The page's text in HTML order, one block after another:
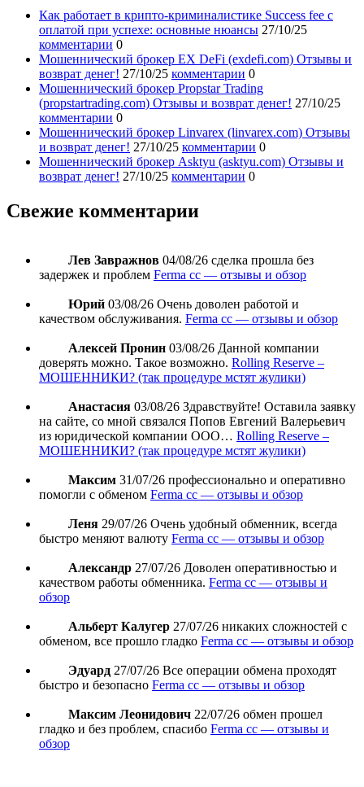
Как работает в крипто-криминалистике Success fee с
оплатой при успехе: основные нюансы 27/10/25
комментарии 0
Мошеннический брокер EX DeFi (exdefi.com) Отзывы и
возврат денег! 27/10/25 комментарии 0
Мошеннический брокер Propstar Trading
(propstartrading.com) Отзывы и возврат денег! 27/10/25
комментарии 0
Мошеннический брокер Linvarex (linvarex.com) Отзывы
и возврат денег! 27/10/25 комментарии 0
Мошеннический брокер Asktyu (asktyu.com) Отзывы и
возврат денег! 27/10/25 комментарии 0
Свежие комментарии
Лев Завражнов 04/08/26 сделка прошла без
задержек и проблем Ferma cc — отзывы и обзор
Юрий 03/08/26 Очень доволен работой и
качеством обслуживания. Ferma cc — отзывы и обзор
Алексей Пронин 03/08/26 Данной компании
доверять можно. Такое возможно. Rolling Reserve –
МОШЕННИКИ? (так процедуре мстят жулики)
Анастасия 03/08/26 Здравствуйте! Оставила заявку
на сайте, со мной связался Попов Евгений Валерьевич
из юридической компании ООО… Rolling Reserve –
МОШЕННИКИ? (так процедуре мстят жулики)
Максим 31/07/26 профессионально и оперативно
помогли с обменом Ferma cc — отзывы и обзор
Леня 29/07/26 Очень удобный обменник, всегда
быстро меняют валюту Ferma cc — отзывы и обзор
Александр 27/07/26 Доволен оперативностью и
качеством работы обменника. Ferma cc — отзывы и
обзор
Альберт Калугер 27/07/26 никаких сложностей с
обменом, все прошло гладко Ferma cc — отзывы и обзор
Эдуард 27/07/26 Все операции обмена проходят
быстро и безопасно Ferma cc — отзывы и обзор
Максим Леонидович 22/07/26 обмен прошел
гладко и без проблем, спасибо Ferma cc — отзывы и
обзор